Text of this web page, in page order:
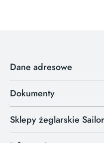
Dane adresowe
Dokumenty
Sklepy żeglarskie